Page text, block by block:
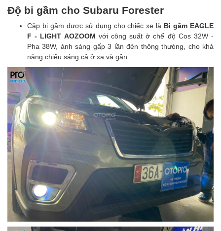
Độ bi gầm cho Subaru Forester
Cặp bi gầm được sử dụng cho chiếc xe là Bi gầm EAGLE
F - LIGHT AOZOOM với công suất ở chế độ Cos 32W -
Pha 38W, ánh sáng gấp 3 lần đèn thông thưòng, cho khả
năng chiếu sáng cả ở xa và gần.